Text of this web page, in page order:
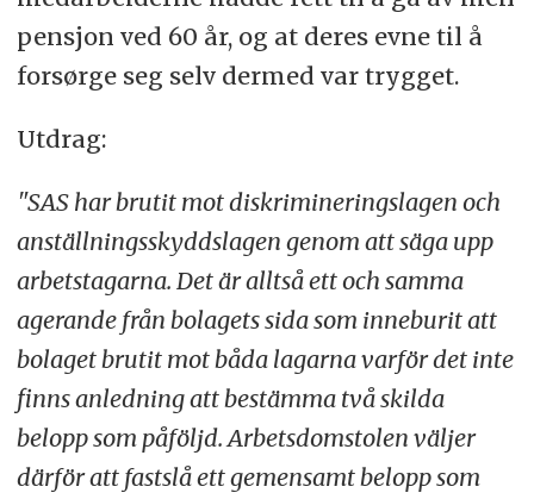
pensjon ved 60 år, og at deres evne til å
forsørge seg selv dermed var trygget.
Utdrag:
"SAS har brutit mot diskrimineringslagen och
anställningsskyddslagen genom att säga upp
arbetstagarna. Det är alltså ett och samma
agerande från bolagets sida som inneburit att
bolaget brutit mot båda lagarna varför det inte
finns anledning att bestämma två skilda
belopp som påföljd. Arbetsdomstolen väljer
därför att fastslå ett gemensamt belopp som